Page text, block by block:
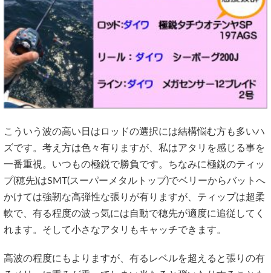
こういう波の高い日はロッドの選択には結構悩む方も多いハ
ズです。考え方は色々有りますが、私はアタリを感じる事を
一番重視。いつもの極鋭で勝負です。ちなみに極鋭のティッ
プ(穂先)はSMT(スーパーメタルトップ)でベリーからバットへ
かけては強靭な高弾性な張りが有りますが、ティップは超柔
軟で、有る程度の波っ気には自動で穂先が適度に追従してく
れます。そして小さなアタリもキャッチできます。
高波の程度にもよりますが、有るレベルを超えると張りの有